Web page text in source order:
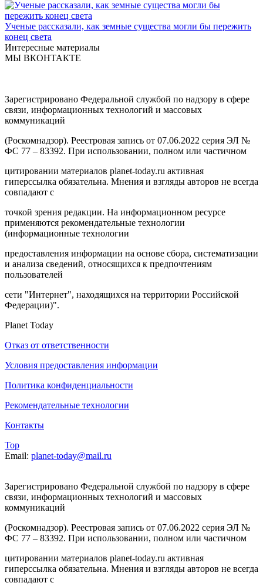
Ученые рассказали, как земные существа могли бы пережить
конец света
Интересные материалы
МЫ ВКОНТАКТЕ
Зарегистрировано Федеральной службой по надзору в сфере
связи, информационных технологий и массовых
коммуникаций
(Роскомнадзор). Реестровая запись от 07.06.2022 серия ЭЛ №
ФС 77 – 83392. При использовании, полном или частичном
цитировании материалов planet-today.ru активная
гиперссылка обязательна. Мнения и взгляды авторов не всегда
совпадают с
точкой зрения редакции. На информационном ресурсе
применяются рекомендательные технологии
(информационные технологии
предоставления информации на основе сбора, систематизации
и анализа сведений, относящихся к предпочтениям
пользователей
сети "Интернет", находящихся на территории Российской
Федерации)".
Planet Today
Отказ от ответственности
Условия предоставления информации
Политика конфиденциальности
Рекомендательные технологии
Контакты
Top
Email: planet-today@mail.ru
Зарегистрировано Федеральной службой по надзору в сфере
связи, информационных технологий и массовых
коммуникаций
(Роскомнадзор). Реестровая запись от 07.06.2022 серия ЭЛ №
ФС 77 – 83392. При использовании, полном или частичном
цитировании материалов planet-today.ru активная
гиперссылка обязательна. Мнения и взгляды авторов не всегда
совпадают с